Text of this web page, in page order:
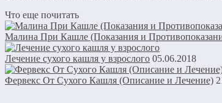
Что еще почитать
Малина При Кашле (Показания и
Лечение сухого кашля у взрослого 05.06.2018
Фервекс От Сухого Кашля (Описание и Лечение)